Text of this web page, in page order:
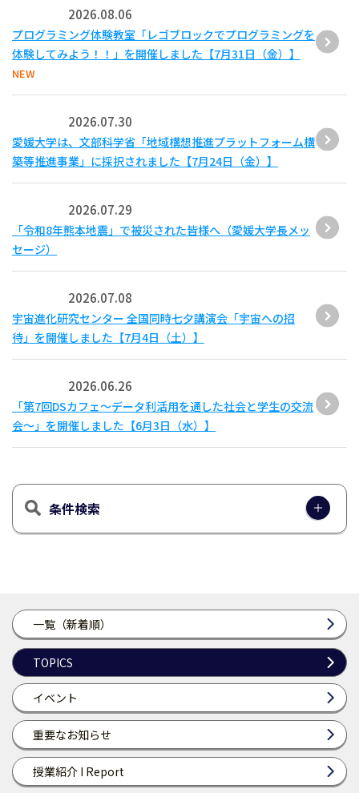
一覧（新着順）
TOPICS
イベント
重要なお知らせ
授業紹介 I Report
2026.08.06
プログラミング体験教室「レゴブロックでプログラミングを
体験してみよう！！」を開催しました【7月31日（金）】
NEW
2026.07.30
愛媛大学は、文部科学省「地域構想推進プラットフォーム構
築等推進事業」に採択されました【7月24日（金）】
2026.07.29
「令和8年熊本地震」で被災された皆様へ（愛媛大学長メッ
セージ）
2026.07.08
宇宙進化研究センター 全国同時七夕講演会「宇宙への招
待」を開催しました【7月4日（土）】
2026.06.26
「第7回DSカフェ〜データ利活用を通した社会と学生の交流
会〜」を開催しました【6月3日（水）】
条件検索